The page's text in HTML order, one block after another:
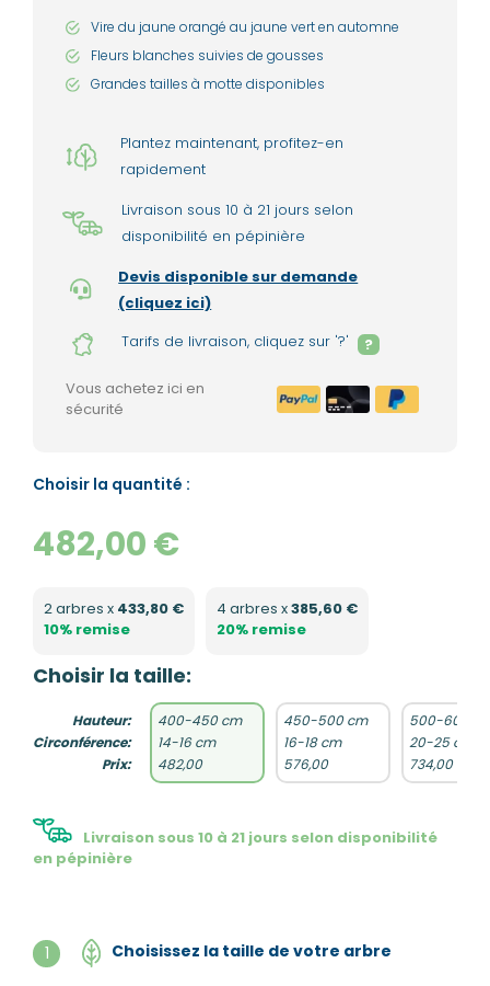
Vire du jaune orangé au jaune vert en automne
Fleurs blanches suivies de gousses
Grandes tailles à motte disponibles
Plantez maintenant, profitez-en
rapidement
Livraison sous 10 à 21 jours selon
disponibilité en pépinière
Devis disponible sur demande
(cliquez ici)
Tarifs de livraison, cliquez sur '?'
?
Vous achetez ici en
sécurité
Choisir la quantité :
482,00 €
2 arbres x 433,80 €
10% remise
4 arbres x385,60 €
20% remise
Choisir la taille:
Hauteur:
Circonférence:
Prix:
400-450 cm
14-16 cm
482,00
450-500 cm
16-18 cm
576,00
500-600
20-25 cm
734,00
Livraison sous 10 à 21 jours selon disponibilité
en pépinière
1 Choisissez la taille de votre arbre